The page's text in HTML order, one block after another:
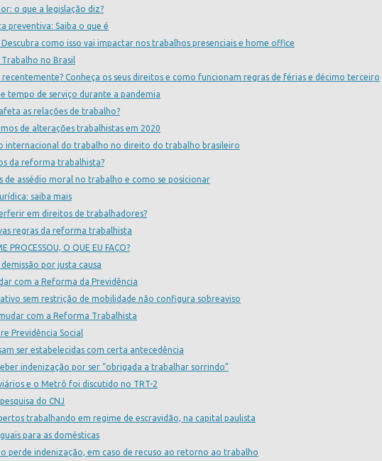
o que a legislação diz?
preventiva: Saiba o que é
como isso vai impactar nos trabalhos presenciais e home office
no Brasil
Conheça os seus direitos e como funcionam regras de férias e décimo terceiro
tempo de serviço durante a pandemia
as relações de trabalho?
de alterações trabalhistas em 2020
internacional do trabalho no direito do trabalho brasileiro
da reforma trabalhista?
de assédio moral no trabalho e como se posicionar
saiba mais
em direitos de trabalhadores?
regras da reforma trabalhista
PROCESSOU, O QUE EU FAÇO?
por justa causa
com a Reforma da Previdência
sem restrição de mobilidade não configura sobreaviso
com a Reforma Trabalhista
Previdência Social
ser estabelecidas com certa antecedência
indenização por ser “obrigada a trabalhar sorrindo”
e o Metrô foi discutido no TRT-2
do CNJ
trabalhando em regime de escravidão, na capital paulista
para as domésticas
perde indenização, em caso de recuso ao retorno ao trabalho